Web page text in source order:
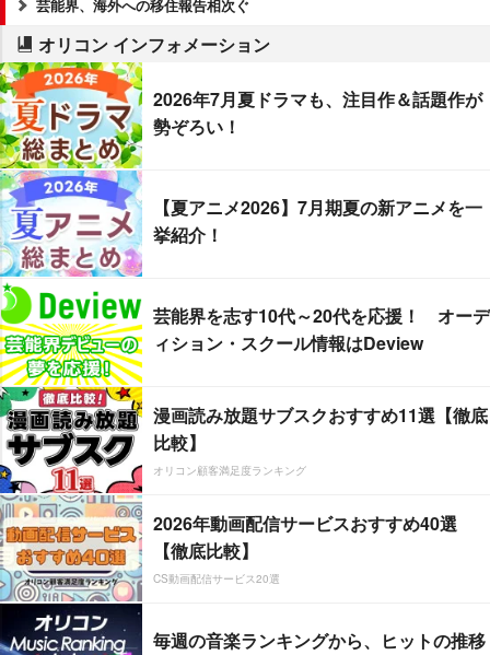
芸能界、海外への移住報告相次ぐ
オリコン インフォメーション
2026年7月夏ドラマも、注目作＆話題作が
勢ぞろい！
【夏アニメ2026】7月期夏の新アニメを一
挙紹介！
芸能界を志す10代～20代を応援！ オーデ
ィション・スクール情報はDeview
漫画読み放題サブスクおすすめ11選【徹底
比較】
オリコン顧客満足度ランキング
2026年動画配信サービスおすすめ40選
【徹底比較】
CS動画配信サービス20選
毎週の音楽ランキングから、ヒットの推移